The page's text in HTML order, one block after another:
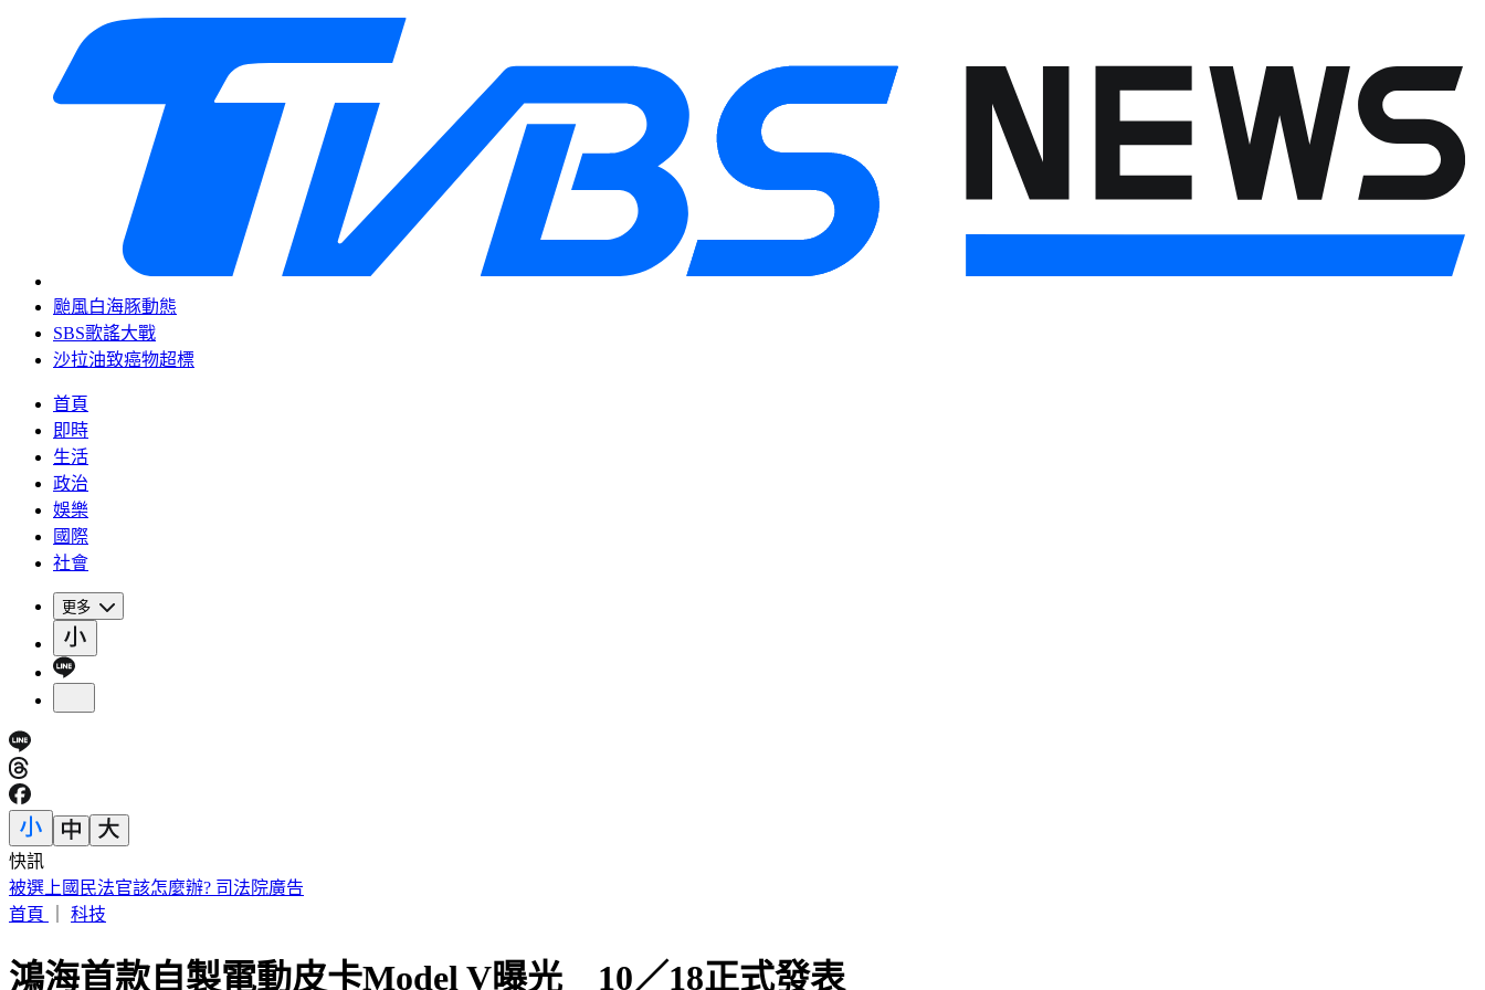
颱風白海豚動態
SBS歌謠大戰
沙拉油致癌物超標
首頁
即時
生活
政治
娛樂
國際
社會
更多
快訊
快訊／疑涉原鄉工程貪汙案 高雄市議員范織欽遭檢調約談
首頁
科技
鴻海首款自製電動皮卡Model V曝光 10／18正式發表